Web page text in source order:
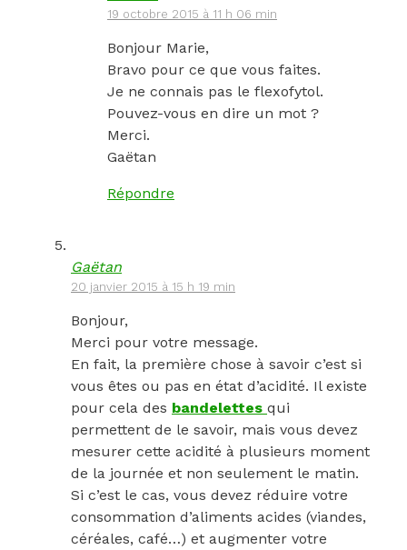
19 octobre 2015 à 11 h 06 min
Bonjour Marie,
Bravo pour ce que vous faites.
Je ne connais pas le flexofytol.
Pouvez-vous en dire un mot ?
Merci.
Gaëtan
Répondre
Gaëtan
20 janvier 2015 à 15 h 19 min
Bonjour,
Merci pour votre message.
En fait, la première chose à savoir c’est si
vous êtes ou pas en état d’acidité. Il existe
pour cela des bandelettes qui
permettent de le savoir, mais vous devez
mesurer cette acidité à plusieurs moment
de la journée et non seulement le matin.
Si c’est le cas, vous devez réduire votre
consommation d’aliments acides (viandes,
céréales, café…) et augmenter votre